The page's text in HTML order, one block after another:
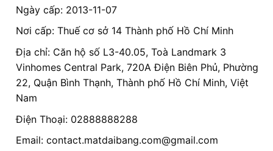
Ngày cấp: 2013-11-07
Nơi cấp: Thuế cơ sở 14 Thành phố Hồ Chí Minh
Địa chỉ: Căn hộ số L3-40.05, Toà Landmark 3
Vinhomes Central Park, 720A Điện Biên Phủ, Phường
22, Quận Bình Thạnh, Thành phố Hồ Chí Minh, Việt
Nam
Điện Thoại: 02888888288
Email: contact.matdaibang.com@gmail.com